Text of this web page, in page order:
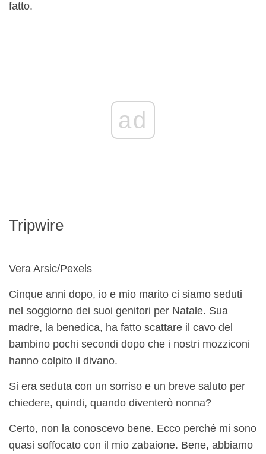
fatto.
ad
Tripwire
Vera Arsic/Pexels
Cinque anni dopo, io e mio marito ci siamo seduti
nel soggiorno dei suoi genitori per Natale. Sua
madre, la benedica, ha fatto scattare il cavo del
bambino pochi secondi dopo che i nostri mozziconi
hanno colpito il divano.
Si era seduta con un sorriso e un breve saluto per
chiedere, quindi, quando diventerò nonna?
Certo, non la conoscevo bene. Ecco perché mi sono
quasi soffocato con il mio zabaione. Bene, abbiamo